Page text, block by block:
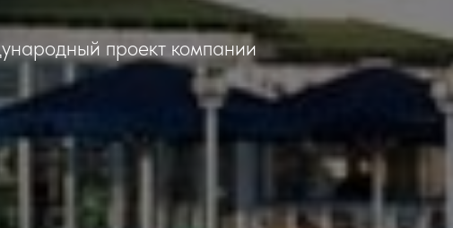
проект компании